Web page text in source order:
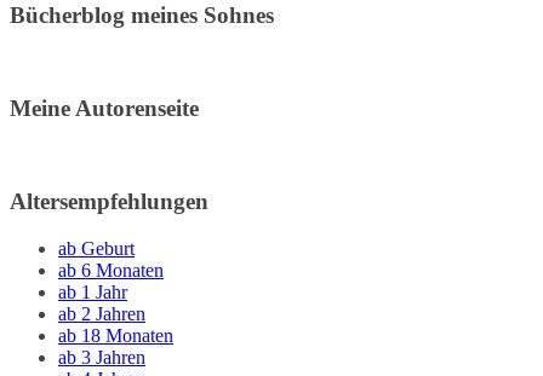
Bücherblog meines Sohnes
Meine Autorenseite
Altersempfehlungen
ab Geburt
ab 6 Monaten
ab 1 Jahr
ab 2 Jahren
ab 18 Monaten
ab 3 Jahren